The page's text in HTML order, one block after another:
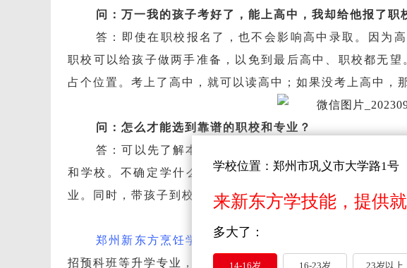
问：万一我的孩子考好了，能上高中，我却给他报了职
答：即使在职校报名了，也不会影响高中录取。因为
职校可以给孩子做两手准备，以免到最后高中、职校都无
占个位置。考上了高中，就可以读高中；如果没考上高中，
问：怎么才能选到靠谱的职校和专业？
答：可以先了解本地职业学校的招生政策，根据行业
和学校。不确定学什么专业的话，可以带孩子到校和职业
业。
同时，带孩子到校参观考察，可以了解学校开设的专业
郑州新东方烹饪学校 开设有中餐、
招预科班等升学专业，可以满足学子们不同的学习需求。
学校位置：郑州市巩义市大学路1号
来新东方学技能，提供
多大了：
14-16岁 16-23岁 23岁以上